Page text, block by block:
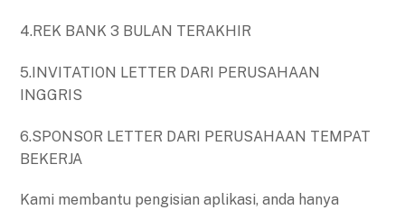
4.REK BANK 3 BULAN TERAKHIR
5.INVITATION LETTER DARI PERUSAHAAN
INGGRIS
6.SPONSOR LETTER DARI PERUSAHAAN TEMPAT
BEKERJA
Kami membantu pengisian aplikasi, anda hanya